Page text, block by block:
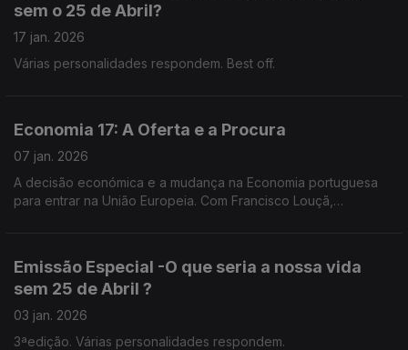
sem o 25 de Abril?
17 jan. 2026
Várias personalidades respondem. Best off.
Economia 17: A Oferta e a Procura
07 jan. 2026
A decisão económica e a mudança na Economia portuguesa
para entrar na União Europeia. Com Francisco Louçã,
Emissão Especial -O que seria a nossa vida
sem 25 de Abril ?
03 jan. 2026
3ªedição. Várias personalidades respondem.